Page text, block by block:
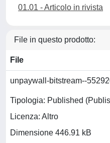
01.01 - Articolo in rivista
File in questo prodotto:
File
unpaywall-bitstream--
Tipologia: Published
Licenza: Altro
Dimensione 446.91 kB